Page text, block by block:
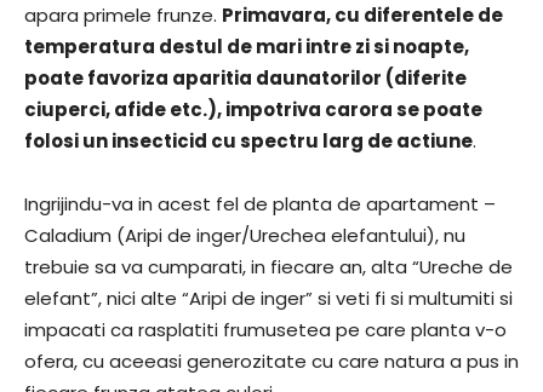
apara primele frunze. Primavara, cu diferentele de
temperatura destul de mari intre zi si noapte,
poate favoriza aparitia daunatorilor (diferite
ciuperci, afide etc.), impotriva carora se poate
folosi un insecticid cu spectru larg de actiune.
Ingrijindu-va in acest fel de planta de apartament –
Caladium (Aripi de inger/Urechea elefantului), nu
trebuie sa va cumparati, in fiecare an, alta “Ureche de
elefant”, nici alte “Aripi de inger” si veti fi si multumiti si
impacati ca rasplatiti frumusetea pe care planta v-o
ofera, cu aceeasi generozitate cu care natura a pus in